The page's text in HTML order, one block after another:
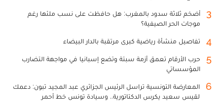
3
أضخم ثلاثة سدود بالمغرب: هل حافظت على نسب ملئها رغم
موجات الحر الصيفية؟
4 تفاصيل منشأة رياضية كبرى مرتقبة بالدار البيضاء
5
حرب الأرقام تعمق أزمة سبتة وتضع إسبانيا في مواجهة التضارب
المؤسساتي
6
المعارضة التونسية تراسل الرئيس الجزائري عبد المجيد تبون: دعمك
لقيس سعيد يكرس الدكتاتورية.. وسيادة تونس خط أحمر